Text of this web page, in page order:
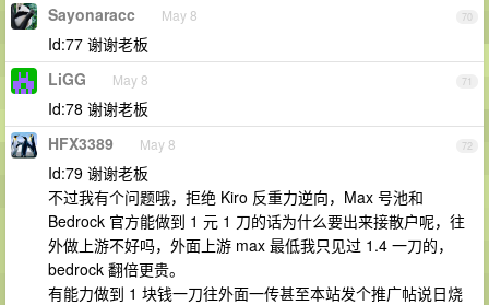
70
Sayonaracc May 8
Id:77 谢谢老板
71
LiGG May 8
Id:78 谢谢老板
72
HFX3389 May 8
Id:79 谢谢老板
不过我有个问题哦，拒绝 Kiro 反重力逆向，Max 号池和
Bedrock 官方能做到 1 元 1 刀的话为什么要出来接散户呢，往
外做上游不好吗，外面上游 max 最低我只见过 1.4 一刀的，
bedrock 翻倍更贵。
有能力做到 1 块钱一刀往外面一传甚至本站发个推广帖说日烧